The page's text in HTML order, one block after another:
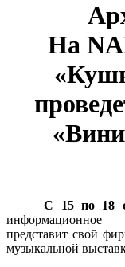
На
С 15по 18
информационное
представит свой
музыкальной